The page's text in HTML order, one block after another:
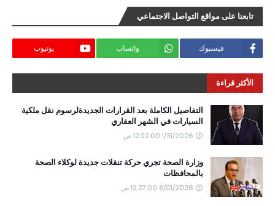
تابعنا على مواقع التواصل الاجتماعي
فيسبوك واتساب يوتيوب
الأكثر قراءة
التفاصيل الكاملة بعد القرارات الجديدةلرسوم نقل ملكية
السيارات في الشهر العقاري
1/31/2026 12:22:00 ص
وزارة الصحة تجري حركة تنقلات جديدة لوكلاء الصحة
بالمحافظات
8/01/2026 12:27:00 ص